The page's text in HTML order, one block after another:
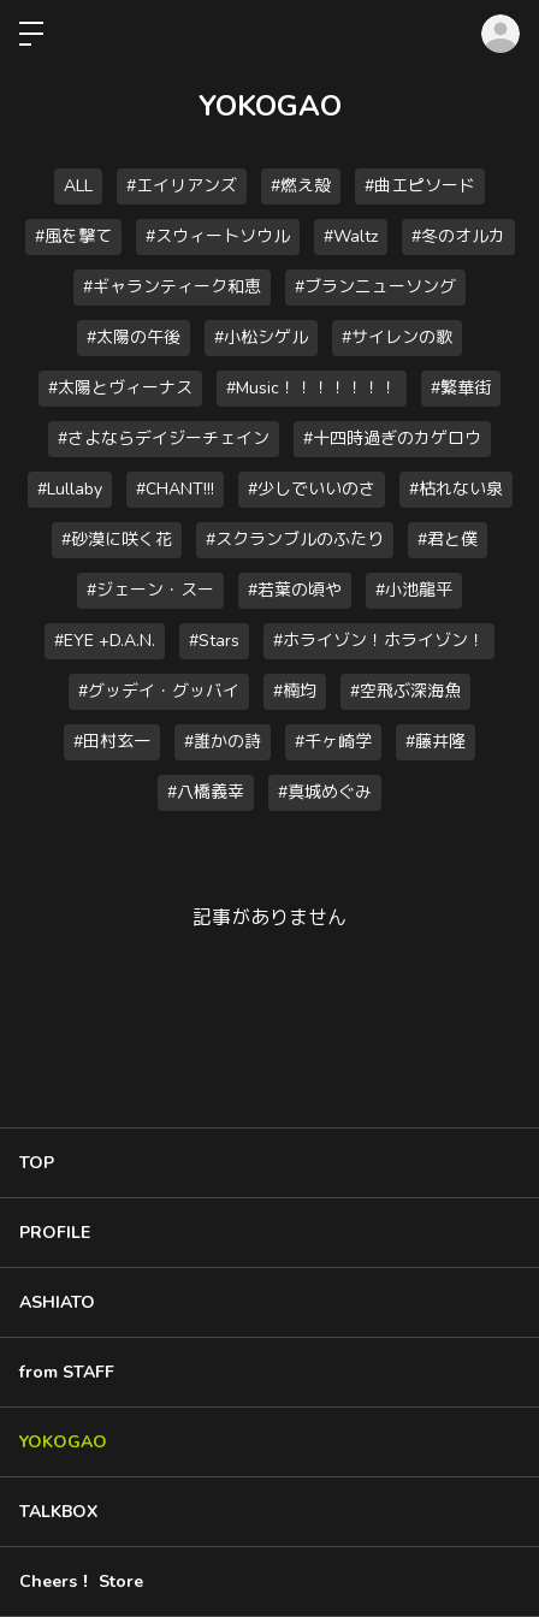
YOKOGAO
ALL #エイリアンズ #燃え殻 #曲エピソード
#風を撃て #スウィートソウル #Waltz #冬のオルカ
#ギャランティーク和恵 #ブランニューソング
#太陽の午後 #小松シゲル #サイレンの歌
#太陽とヴィーナス #Music！！！！！！！ #繁華街
#さよならデイジーチェイン #十四時過ぎのカゲロウ
#Lullaby #CHANT!!! #少しでいいのさ #枯れない泉
#砂漠に咲く花 #スクランブルのふたり #君と僕
#ジェーン・スー #若葉の頃や #小池龍平
#EYE +D.A.N. #Stars #ホライゾン！ホライゾン！
#グッデイ・グッバイ #楠均 #空飛ぶ深海魚
#田村玄一 #誰かの詩 #千ヶ崎学 #藤井隆
#八橋義幸 #真城めぐみ
記事がありません
TOP
PROFILE
ASHIATO
from STAFF
YOKOGAO
TALKBOX
Cheers！ Store